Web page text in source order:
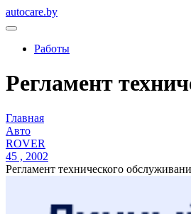
autocare.by
Работы
Регламент
Главная
Авто
ROVER
45 , 2002
Регламент технического